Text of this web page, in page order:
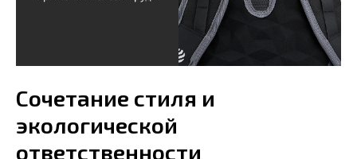
Сочетание стиля и
экологической
ответственности